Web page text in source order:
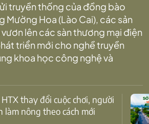
truyền thống của đồng bào
Mường Hoa (Lào Cai), các sản
lên các sàn thương mại điện
triển mới cho nghề truyền
khoa học công nghệ và
làm nông theo cách mới